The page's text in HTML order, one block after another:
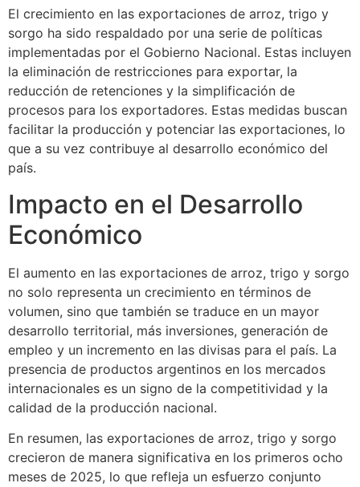
El crecimiento en las exportaciones de arroz, trigo y
sorgo ha sido respaldado por una serie de políticas
implementadas por el Gobierno Nacional. Estas incluyen
la eliminación de restricciones para exportar, la
reducción de retenciones y la simplificación de
procesos para los exportadores. Estas medidas buscan
facilitar la producción y potenciar las exportaciones, lo
que a su vez contribuye al desarrollo económico del
país.
Impacto en el Desarrollo
Económico
El aumento en las exportaciones de arroz, trigo y sorgo
no solo representa un crecimiento en términos de
volumen, sino que también se traduce en un mayor
desarrollo territorial, más inversiones, generación de
empleo y un incremento en las divisas para el país. La
presencia de productos argentinos en los mercados
internacionales es un signo de la competitividad y la
calidad de la producción nacional.
En resumen, las exportaciones de arroz, trigo y sorgo
crecieron de manera significativa en los primeros ocho
meses de 2025, lo que refleja un esfuerzo conjunto